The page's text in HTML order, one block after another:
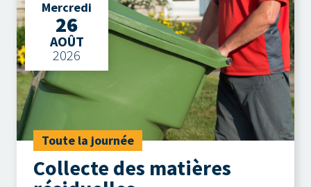
Mercredi
26
AOÛT
2026
Toute la journée
Collecte des matières